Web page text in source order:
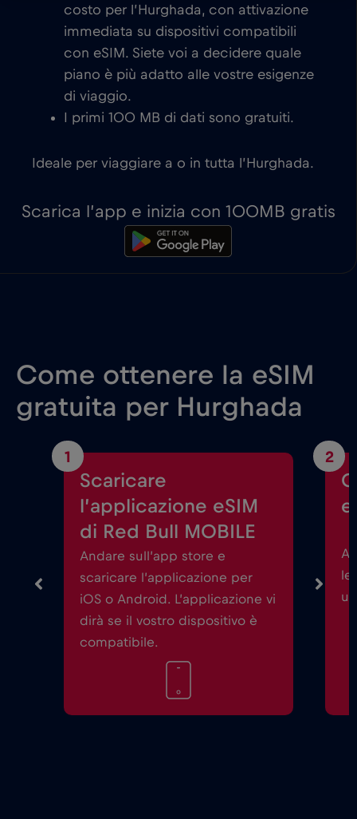
costo per l’Hurghada, con attivazione
immediata su dispositivi compatibili
con eSIM. Siete voi a decidere quale
piano è più adatto alle vostre esigenze
di viaggio.
I primi 100 MB di dati sono gratuiti.
Ideale per viaggiare a o in tutta l’Hurghada.
Scarica l’app e inizia con 100MB gratis
Come ottenere la eSIM
gratuita per Hurghada
1
Scaricare
l’applicazione eSIM
di Red Bull MOBILE
Andare sull’app store e
scaricare l’applicazione per
iOS o Android. L’applicazione vi
dirà se il vostro dispositivo è
compatibile.
2
le